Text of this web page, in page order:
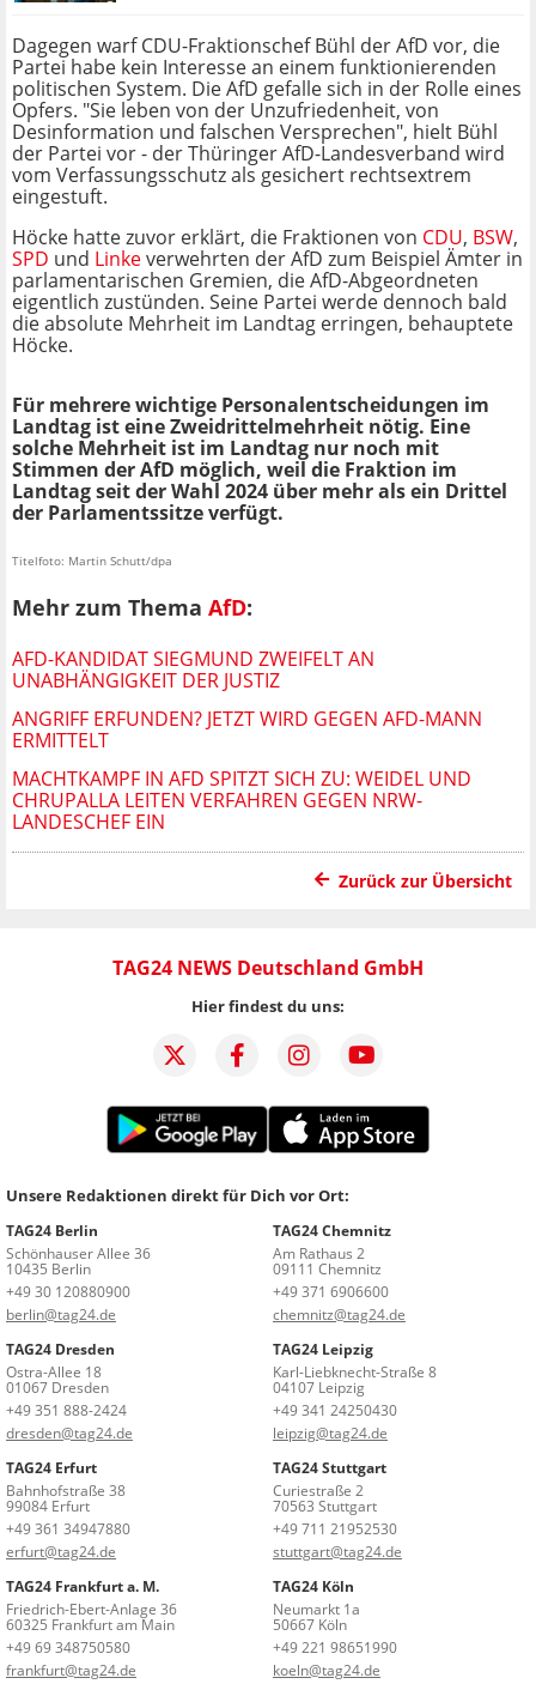
Dagegen warf CDU-Fraktionschef Bühl der AfD vor, die
Partei habe kein Interesse an einem funktionierenden
politischen System. Die AfD gefalle sich in der Rolle eines
Opfers. "Sie leben von der Unzufriedenheit, von
Desinformation und falschen Versprechen", hielt Bühl
der Partei vor - der Thüringer AfD-Landesverband wird
vom Verfassungsschutz als gesichert rechtsextrem
eingestuft.
Höcke hatte zuvor erklärt, die Fraktionen von CDU, BSW,
SPD und Linkeverwehrten der AfD zum Beispiel Ämter in
parlamentarischen Gremien, die AfD-Abgeordneten
eigentlich zustünden. Seine Partei werde dennoch bald
die absolute Mehrheit im Landtag erringen, behauptete
Höcke.
Für mehrere wichtige Personalentscheidungen im
Landtag ist eine Zweidrittelmehrheit nötig. Eine
solche Mehrheit ist im Landtag nur noch mit
Stimmen der AfD möglich, weil die Fraktion im
Landtag seit der Wahl 2024 über mehr als ein Drittel
der Parlamentssitze verfügt.
Titelfoto: Martin Schutt/dpa
Mehr zum Thema AfD:
AFD-KANDIDAT SIEGMUND ZWEIFELT AN
UNABHÄNGIGKEIT DER JUSTIZ
ANGRIFF ERFUNDEN? JETZT WIRD GEGEN AFD-MANN
ERMITTELT
MACHTKAMPF IN AFD SPITZT SICH ZU: WEIDEL UND
CHRUPALLA LEITEN VERFAHREN GEGEN NRW-
LANDESCHEF EIN
Zurück zur Übersicht
TAG24 NEWS Deutschland GmbH
Hier findest du uns:
Unsere Redaktionen direkt für Dich vor Ort:
TAG24 Berlin
Schönhauser Allee 36
10435 Berlin
+49 30 120880900
berlin@tag24.de
TAG24 Chemnitz
Am Rathaus 2
09111 Chemnitz
+49 371 6906600
chemnitz@tag24.de
TAG24 Dresden
Ostra-Allee 18
01067 Dresden
+49 351 888-2424
dresden@tag24.de
TAG24 Leipzig
Karl-Liebknecht-Straße 8
04107 Leipzig
+49 341 24250430
leipzig@tag24.de
TAG24 Erfurt
Bahnhofstraße 38
99084 Erfurt
+49 361 34947880
erfurt@tag24.de
TAG24 Stuttgart
Curiestraße 2
70563 Stuttgart
+49 711 21952530
stuttgart@tag24.de
TAG24 Frankfurt a. M.
Friedrich-Ebert-Anlage 36
60325 Frankfurt am Main
+49 69 348750580
frankfurt@tag24.de
TAG24 Köln
Neumarkt 1a
50667 Köln
+49 221 98651990
koeln@tag24.de